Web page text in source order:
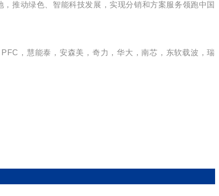
推动绿色、智能科技发展，实现分销和方案服务领跑中国
，慧能泰，安森美，奇力，华大，南芯，东软载波，瑞